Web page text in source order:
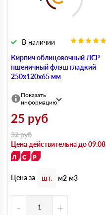
Кирпич облицовочный ЛСР
пшеничный флэш гладкий
250х120х65 мм
В наличии
Показать
информацию
25 руб
32руб
Цена действительна до 09.08
Цена за шт. м2 м3
- +